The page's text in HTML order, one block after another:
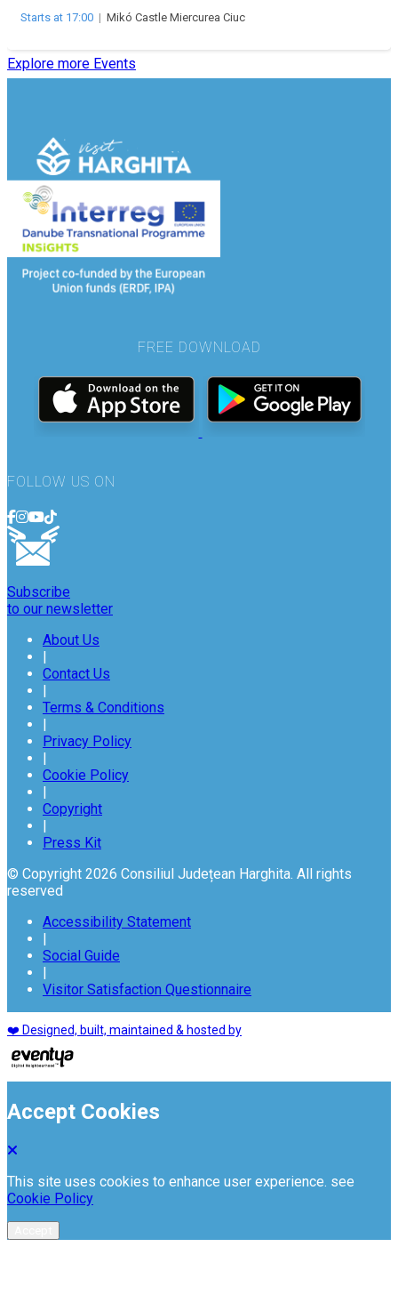
Starts at 17:00 | Mikó Castle Miercurea Ciuc
Explore more Events
FREE DOWNLOAD
FOLLOW US ON
Subscribe
to our newsletter
About Us
|
Contact Us
|
Terms & Conditions
|
Privacy Policy
|
Cookie Policy
|
Copyright
|
Press Kit
© Copyright 2026 Consiliul Județean Harghita. All rights
reserved
Accessibility Statement
|
Social Guide
|
Visitor Satisfaction Questionnaire
❤️ Designed, built, maintained & hosted by
Accept Cookies
This site uses cookies to enhance user experience. see
Cookie Policy